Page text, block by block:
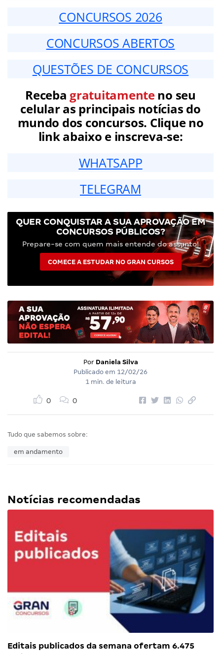
CONCURSOS 2026
CONCURSOS ABERTOS
QUESTÕES DE CONCURSOS
Receba gratuitamenteno seu
celular as principais notícias do
mundo dos concursos. Clique no
link abaixo e inscreva-se:
WHATSAPP
TELEGRAM
QUER CONQUISTAR A SUA APROVAÇÃO EM
CONCURSOS PÚBLICOS?
Prepare-se com quem mais entende do assunto!
COMECE A ESTUDAR NO GRAN CURSOS
Por Daniela Silva
Publicado em 12/02/26
1 min. de leitura
0 0
Tudo que sabemos sobre:
em andamento
Notícias recomendadas
Editais publicados da semana ofertam 6.475